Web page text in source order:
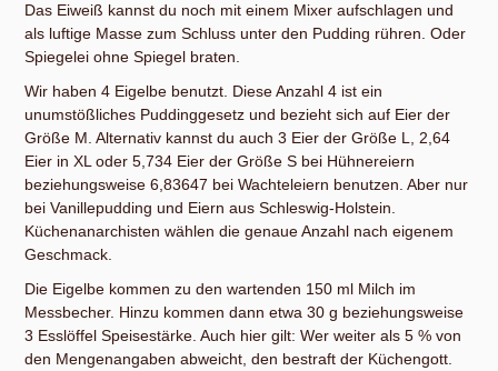
Das Eiweiß kannst du noch mit einem Mixer aufschlagen und
als luftige Masse zum Schluss unter den Pudding rühren. Oder
Spiegelei ohne Spiegel braten.
Wir haben 4 Eigelbe benutzt. Diese Anzahl 4 ist ein
unumstößliches Puddinggesetz und bezieht sich auf Eier der
Größe M. Alternativ kannst du auch 3 Eier der Größe L, 2,64
Eier in XL oder 5,734 Eier der Größe S bei Hühnereiern
beziehungsweise 6,83647 bei Wachteleiern benutzen. Aber nur
bei Vanillepudding und Eiern aus Schleswig-Holstein.
Küchenanarchisten wählen die genaue Anzahl nach eigenem
Geschmack.
Die Eigelbe kommen zu den wartenden 150 ml Milch im
Messbecher. Hinzu kommen dann etwa 30 g beziehungsweise
3 Esslöffel Speisestärke. Auch hier gilt: Wer weiter als 5 % von
den Mengenangaben abweicht, den bestraft der Küchengott.